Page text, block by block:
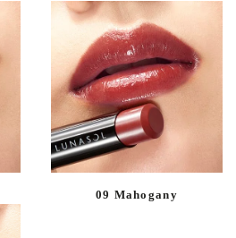
09 Mahogany